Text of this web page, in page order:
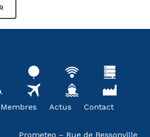
Membres Actus Contact
Prometeo – Rue de Bessonville